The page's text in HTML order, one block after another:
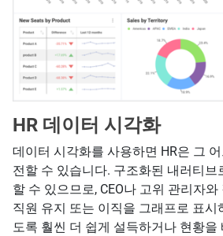
HR 데이터 시각화
데이터 시각화를 사용하면 HR은 그
전할 수 있습니다. 구조화된 내러티
할 수 있으므로, CEO나 고위 관리자와
직원 유지 또는 이직을 그래프로 표
도록 훨씬 더 쉽게 설득하거나 현황